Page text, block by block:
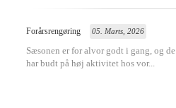
Forårsrengøring 05. Marts, 2026
Sæsonen er for alvor godt i gang, og
har budt på høj aktivitet hos vor...